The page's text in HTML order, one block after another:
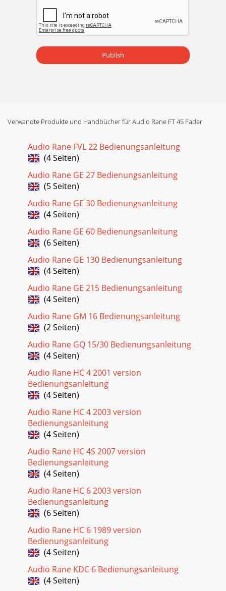
Publish
Verwandte Produkte und Handbücher für Audio Rane FT 45 Fader
Audio Rane FVL 22 Bedienungsanleitung
(4 Seiten)
Audio Rane GE 27 Bedienungsanleitung
(5 Seiten)
Audio Rane GE 30 Bedienungsanleitung
(4 Seiten)
Audio Rane GE 60 Bedienungsanleitung
(6 Seiten)
Audio Rane GE 130 Bedienungsanleitung
(4 Seiten)
Audio Rane GE 215 Bedienungsanleitung
(4 Seiten)
Audio Rane GM 16 Bedienungsanleitung
(2 Seiten)
Audio Rane GQ 15/30 Bedienungsanleitung
(4 Seiten)
Audio Rane HC 4 2001 version
Bedienungsanleitung
(4 Seiten)
Audio Rane HC 4 2003 version
Bedienungsanleitung
(4 Seiten)
Audio Rane HC 4S 2007 version
Bedienungsanleitung
(4 Seiten)
Audio Rane HC 6 2003 version
Bedienungsanleitung
(6 Seiten)
Audio Rane HC 6 1989 version
Bedienungsanleitung
(4 Seiten)
Audio Rane KDC 6 Bedienungsanleitung
(4 Seiten)